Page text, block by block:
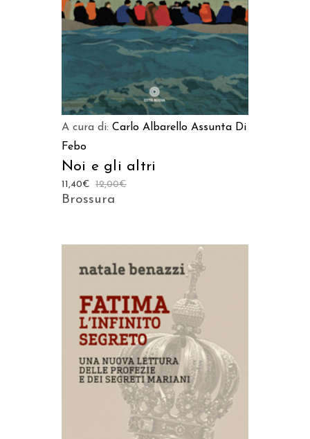
A cura di: Carlo Albarello Assunta Di
Febo
Noi e gli altri
12,00€
11,40€
Brossura
AGGIUNGI AL CARRELLO